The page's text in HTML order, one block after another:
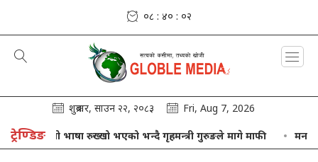
०८ : ४० : ०३
शुक्रबार, साउन २२, २०८३ Fri, Aug 7, 2026
ट्रेण्डिङ
आफ्नो भाषा रुख्खो भएको भन्दै गृहमन्त्री गुरुङले मागे माफी मनसुनको